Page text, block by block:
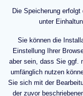
Die Speicherung
unter
Sie können die
Einstellung Ihrer
aber sein, dass Sie ggf.
umfänglich nutzen
Sie sich mit der
der zuvor